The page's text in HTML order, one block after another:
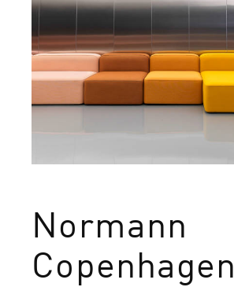
Normann
Copenhagen